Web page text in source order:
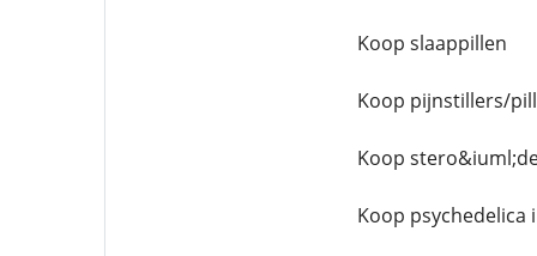
Koop slaappillen
Koop pijnstillers/
Koop
Koop psychedelica